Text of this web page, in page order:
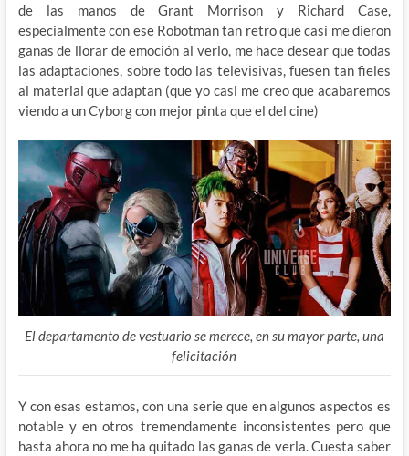
de las manos de Grant Morrison y Richard Case,
especialmente con ese Robotman tan retro que casi me dieron
ganas de llorar de emoción al verlo, me hace desear que todas
las adaptaciones, sobre todo las televisivas, fuesen tan fieles
al material que adaptan (que yo casi me creo que acabaremos
viendo a un Cyborg con mejor pinta que el del cine)
El departamento de vestuario se merece, en su mayor parte, una
felicitación
Y con esas estamos, con una serie que en algunos aspectos es
notable y en otros tremendamente inconsistentes pero que
hasta ahora no me ha quitado las ganas de verla. Cuesta saber